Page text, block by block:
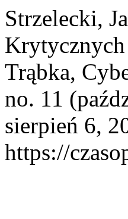
Strzelecki,
Trąbka,
no. 11
sierpień 6,
https://